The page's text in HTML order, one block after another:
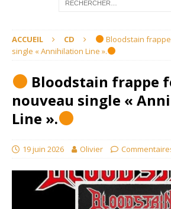
ACCUEIL CD
Bloodstain
single « Annihilation Line ».
Bloodstain frappe
nouveau single «
Line ».
19 juin 2026 Olivier